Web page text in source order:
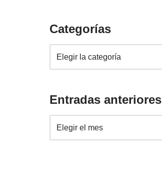
Categorías
Entradas anteriores